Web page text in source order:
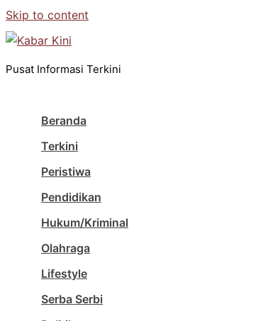
Skip to content
Pusat Informasi Terkini
Beranda
Terkini
Peristiwa
Pendidikan
Hukum/Kriminal
Olahraga
Lifestyle
Serba Serbi